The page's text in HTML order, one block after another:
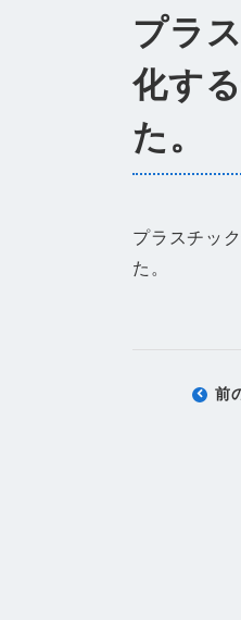
プラ
化す
た。
プラスチッ
た。
前